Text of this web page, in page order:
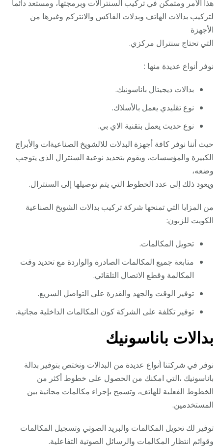
هذا الأمر ومتمكن في تركيب السنترالات وبرمجتها، ومستعد دائما
لتركيب بدالات الهاتف وبدلات الفاكس والانتركم وغيرها من
الأجهزة
التي تحتاج سنترال مركزي.
نوفر أنواع عديدة منها :
بدالات ديجيتال باناسونيك.
نوع تقليدي يعمل بالأسلاك.
نوع حديث يعمل بتقنية الاي بي.
حيث أننا نوفر كافة أجهزة البدلات للالشويخ الصناعيةات والأبراج
الكبيرة والمؤسسات، ويقوم بتحديد نوعية السنترال الذي يتوجب
وضعه،
ويعود ذلك إلى عدد الخطوط التي يتم توصيلها إلى السنترال.
من المزايا التي تمنحها شركة تركيب بدالات الشويخ الصناعية
الكويت للزبون:
تحويل المكالمات.
متابعة جميع المكالمات الصادرة والواردة مع تحديد وقت
المكالمة وقطع الاتصال التلقائي.
توفير الوقت والجهد والقدرة على التواصل السريع.
توفير تكلفة على الشركة كون المكالمات الداخلية مجانية.
بدالات باناسونيك
نوفر في شركتنا أنواع عديدة من البدالات ونختص بتوفير بدالة
باناسونيك ،التي امكنك من الحصول على خطوط أكثر من
الخطوط الفعلية للهاتف، وتسمح بإجراء مكالمات مجانية بين
المستخدمين.
توفير لك تحويل المكالمات والبريد الصوتي وتسجيل المكالمات
وقوائم انتظار المكالمات والرسائل الصوتية التفاعلية.